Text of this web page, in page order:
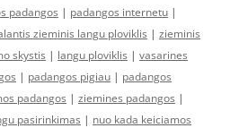
padangos | padangos internetu |
zieminis langu ploviklis | zieminis
skystis | langu ploviklis | vasarines
| padangos pigiau | padangos
padangos | ziemines padangos |
pasirinkimas | nuo kada keiciamos